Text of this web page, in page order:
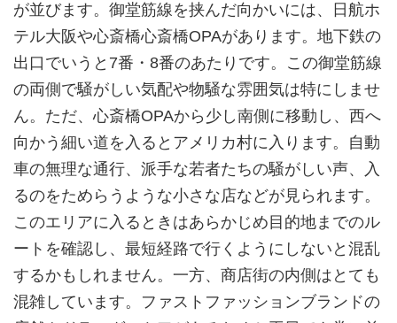
が並びます。御堂筋線を挟んだ向かいには、日航ホ
テル大阪や心斎橋心斎橋OPAがあります。地下鉄の
出口でいうと7番・8番のあたりです。この御堂筋線
の両側で騒がしい気配や物騒な雰囲気は特にしませ
ん。ただ、心斎橋OPAから少し南側に移動し、西へ
向かう細い道を入るとアメリカ村に入ります。自動
車の無理な通行、派手な若者たちの騒がしい声、入
るのをためらうような小さな店などが見られます。
このエリアに入るときはあらかじめ目的地までのル
ートを確認し、最短経路で行くようにしないと混乱
するかもしれません。一方、商店街の内側はとても
混雑しています。ファストファッションブランドの